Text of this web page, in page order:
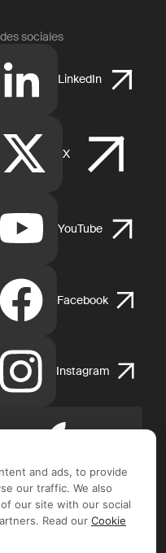
sociales
LinkedIn
X
YouTube
Facebook
Instagram
App
Store
and ads, to provide
our traffic. We also
our site with our social
Read our Cookie